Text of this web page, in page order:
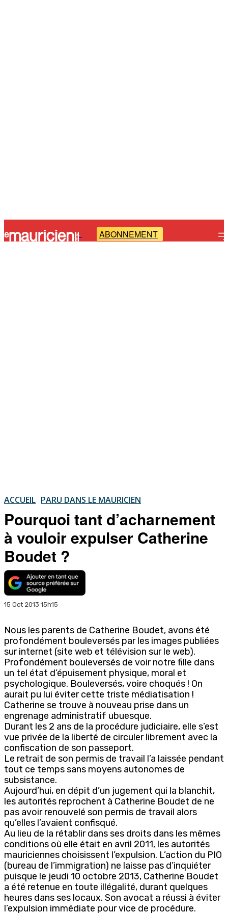
- ABONNEMENT
ACCUEIL PARU DANS LE MAURICIEN
Pourquoi tant d’acharnement
à vouloir expulser Catherine
Boudet ?
15 Oct 2013 15h15
Nous les parents de Catherine Boudet, avons été
profondément bouleversés par les images publiées
sur internet (site web et télévision sur le web).
Profondément bouleversés de voir notre fille dans
un tel état d’épuisement physique, moral et
psychologique. Bouleversés, voire choqués ! On
aurait pu lui éviter cette triste médiatisation !
Catherine se trouve à nouveau prise dans un
engrenage administratif ubuesque.
Durant les 2 ans de la procédure judiciaire, elle s’est
vue privée de la liberté de circuler librement avec la
confiscation de son passeport.
Le retrait de son permis de travail l’a laissée pendant
tout ce temps sans moyens autonomes de
subsistance.
Aujourd’hui, en dépit d’un jugement qui la blanchit,
les autorités reprochent à Catherine Boudet de ne
pas avoir renouvelé son permis de travail alors
qu’elles l’avaient confisqué.
Au lieu de la rétablir dans ses droits dans les mêmes
conditions où elle était en avril 2011, les autorités
mauriciennes choisissent l’expulsion. L’action du PIO
(bureau de l’immigration) ne laisse pas d’inquiéter
puisque le jeudi 10 octobre 2013, Catherine Boudet
a été retenue en toute illégalité, durant quelques
heures dans ses locaux. Son avocat a réussi à éviter
l’expulsion immédiate pour vice de procédure.